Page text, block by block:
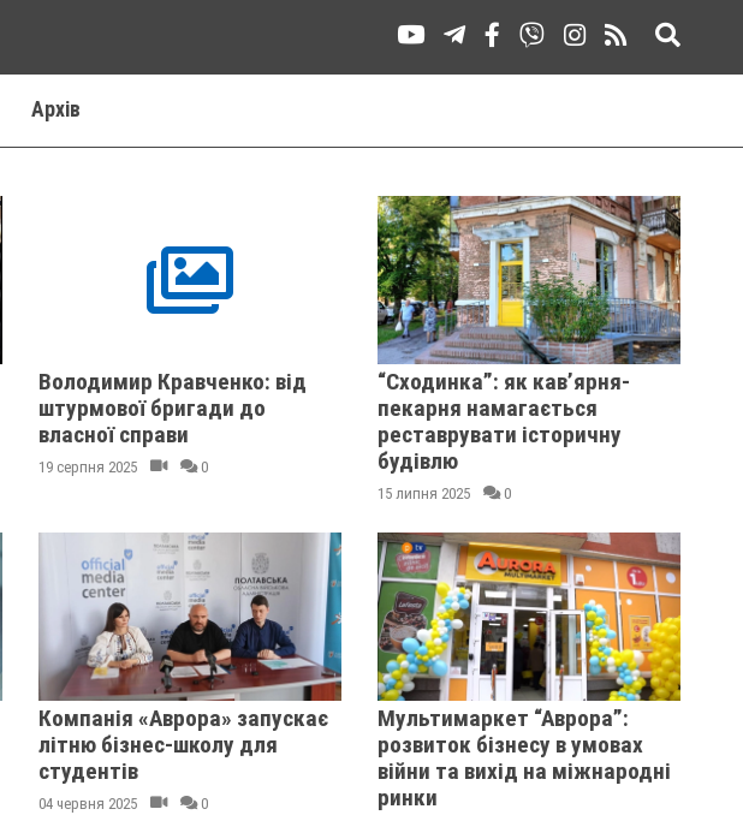
Aрхів
Володимир Кравченко: від
штурмової бригади до
власної справи
19 серпня 2025 0
“Сходинка”: як кав’ярня-
пекарня намагається
реставрувати історичну
будівлю
15 липня 2025 0
Компанія «Аврора» запускає
літню бізнес-школу для
студентів
04 червня 2025 0
Мультимаркет “Аврора”:
розвиток бізнесу в умовах
війни та вихід на міжнародні
ринки